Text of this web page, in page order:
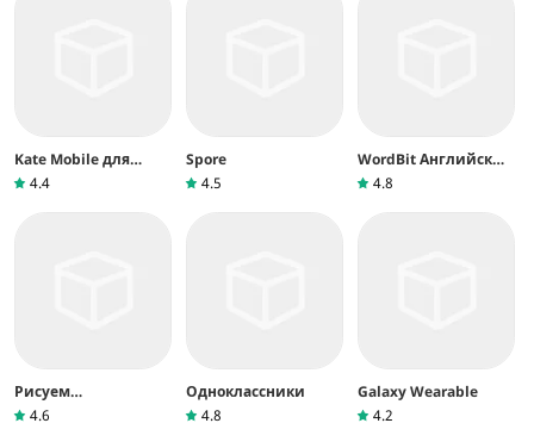
Kate Mobile для
ВКонтакте
4.4
Spore
4.5
WordBit Английский
язык
4.8
Рисуем
Мультфильмы 2
4.6
Одноклассники
4.8
Galaxy Wearable
4.2